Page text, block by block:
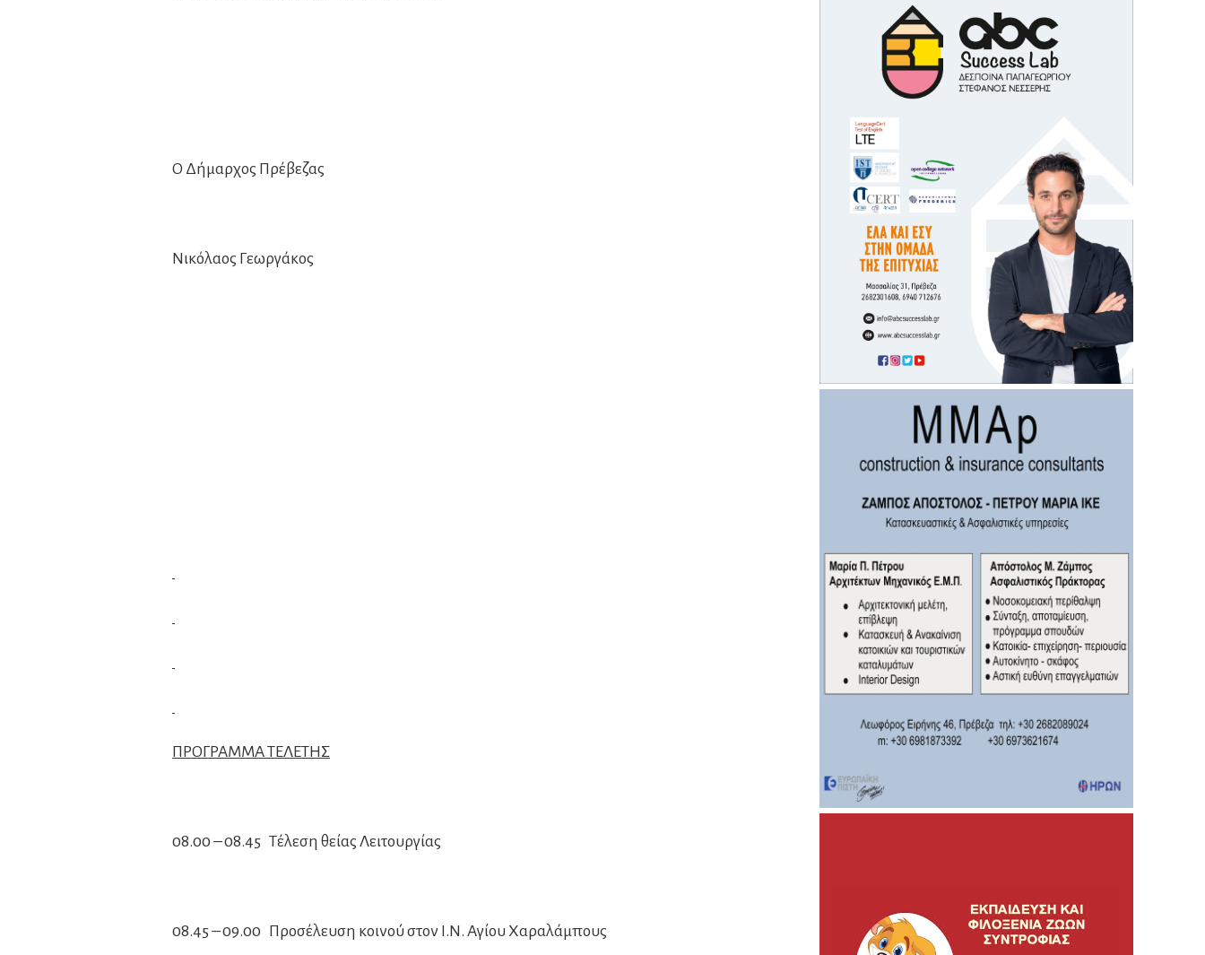
Ο Δήμαρχος Πρέβεζας
Νικόλαος Γεωργάκος
ΠΡΟΓΡΑΜΜΑ ΤΕΛΕΤΗΣ
08.00 – 08.45 Τέλεση θείας Λειτουργίας
08.45 – 09.00 Προσέλευση κοινού στον Ι.Ν. Αγίου Χαραλάμπους